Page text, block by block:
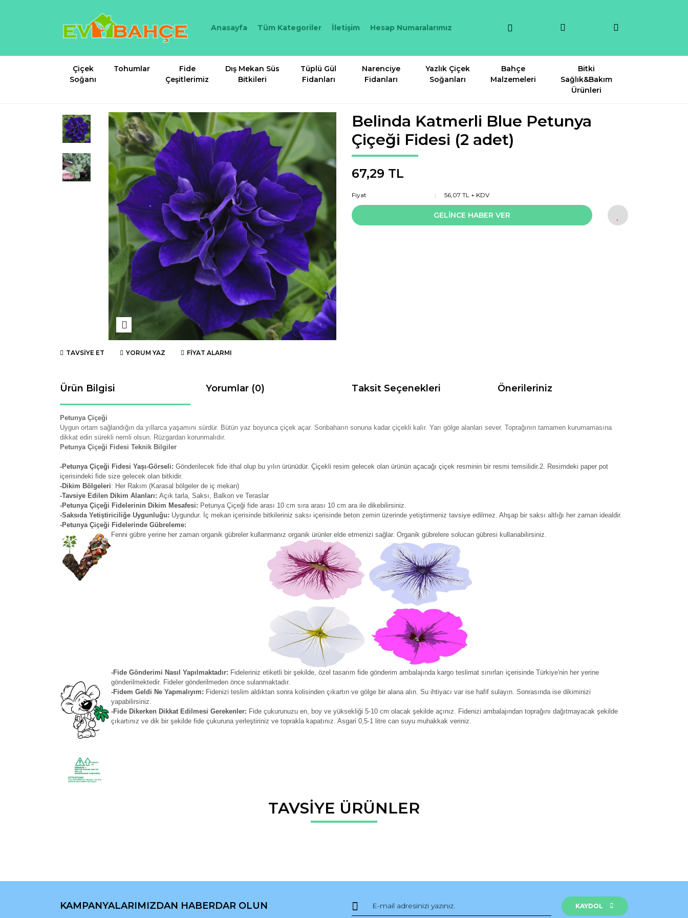
Anasayfa Tüm Kategoriler İletişim Hesap Numaralarımız
Çiçek
Soğanı
Tohumlar
Fide
Çeşitlerimiz
Dış Mekan Süs
Bitkileri
Tüplü Gül
Fidanları
Narenciye
Fidanları
Yazlık Çiçek
Soğanları
Bahçe
Malzemeleri
Bitki
Sağlık&Bakım
Ürünleri
TAVSİYE ET YORUM YAZ FİYAT ALARMI
Belinda Katmerli Blue Petunya
Çiçeği Fidesi (2 adet)
67,29 TL
Fiyat 56,07 TL + KDV
GELİNCE HABER VER
Ürün Bilgisi Yorumlar (0) Taksit Seçenekleri Önerileriniz
Petunya Çiçeği
Uygun ortam sağlandığın da yıllarca yaşamını sürdür. Bütün yaz boyunca çiçek açar. Sonbaharın sonuna kadar çiçekli kalır. Yarı gölge alanları sever. Toprağının tamamen kurumamasına
dikkat edin sürekli nemli olsun. Rüzgardan korunmalıdır.
Petunya Çiçeği Fidesi Teknik Bilgiler
-Petunya Çiçeği Fidesi Yaşı-Görseli: Gönderilecek fide ithal olup bu yılın ürünüdür. Çiçekli resim gelecek olan ürünün açacağı çiçek resminin bir resmi temsilidir.2. Resimdeki paper pot
içerisindeki fide size gelecek olan bitkidir.
-Dikim Bölgeleri: Her Rakım (Karasal bölgeler de iç mekan)
-Tavsiye Edilen Dikim Alanları: Açık tarla, Saksı, Balkon ve Teraslar
-Petunya Çiçeği Fidelerinin Dikim Mesafesi: Petunya Çiçeği fide arası 10 cm sıra arası 10 cm ara ile dikebilirsiniz.
-Saksıda Yetiştiriciliğe Uygunluğu: Uygundur. İç mekan içerisinde bitkileriniz saksı içerisinde beton zemin üzerinde yetiştirmeniz tavsiye edilmez. Ahşap bir saksı altlığı her zaman idealdir.
-Petunya Çiçeği Fidelerinde Gübreleme:
Fenni gübre yerine her zaman organik gübreler kullanmanız organik ürünler elde etmenizi sağlar. Organik gübrelere solucan gübresi kullanabilirsiniz.
-Fide Gönderimi Nasıl Yapılmaktadır: Fideleriniz etiketli bir şekilde, özel tasarım fide gönderim ambalajında kargo teslimat sınırları içerisinde Türkiye'nin her yerine
gönderilmektedir. Fideler gönderilmeden önce sulanmaktadır.
-Fidem Geldi Ne Yapmalıyım: Fidenizi teslim aldıktan sonra kolisinden çıkartın ve gölge bir alana alın. Su ihtiyacı var ise hafif sulayın. Sonrasında ise dikiminizi
yapabilirsiniz.
-Fide Dikerken Dikkat Edilmesi Gerekenler: Fide çukurunuzu en, boy ve yüksekliği 5-10 cm olacak şekilde açınız. Fidenizi ambalajından toprağını dağıtmayacak şekilde
çıkartınız ve dik bir şekilde fide çukuruna yerleştiriniz ve toprakla kapatınız. Asgari 0,5-1 litre can suyu muhakkak veriniz.
Bu ürüne ilk yorumu siz yapın!
Bu ürünün fiyat bilgisi, resim, ürün açıklamalarında ve diğer konularda yetersiz gördüğünüz noktaları öneri formunu kullanarak tarafımıza iletebilirsiniz.
TAVSİYE ÜRÜNLER
KAMPANYALARIMIZDAN HABERDAR OLUN KAYDOL